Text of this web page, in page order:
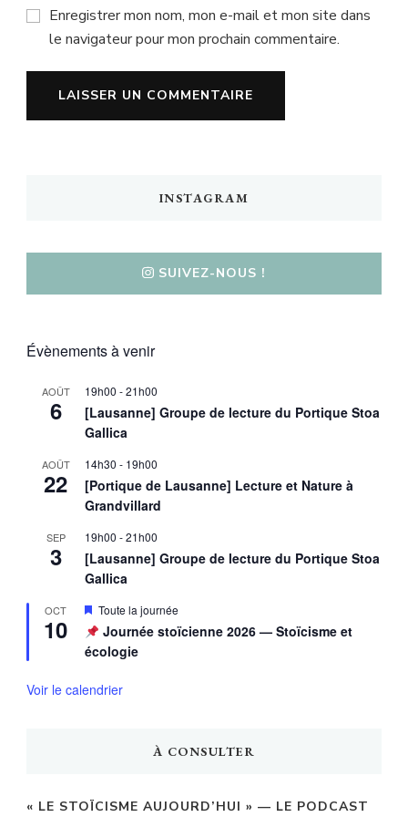
Enregistrer mon nom, mon e-mail et mon site dans
le navigateur pour mon prochain commentaire.
INSTAGRAM
SUIVEZ-NOUS !
Évènements à venir
AOÛT
6
19h00 -21h00
[Lausanne] Groupe de lecture du Portique Stoa
Gallica
AOÛT
22
14h30 - 19h00
[Portique de Lausanne] Lecture et Nature à
Grandvillard
SEP
3
19h00 -21h00
[Lausanne] Groupe de lecture du Portique Stoa
Gallica
OCT
10
Mis
en
avant
Toute la journée
Journée stoïcienne 2026 — Stoïcisme et
écologie
Voir le calendrier
À CONSULTER
« LE STOÏCISME AUJOURD’HUI » — LE PODCAST